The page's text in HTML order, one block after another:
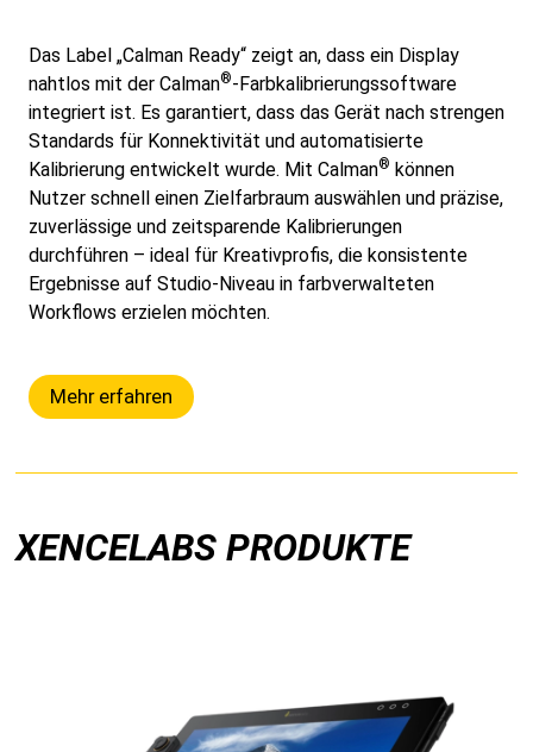
Das Label „Calman Ready“ zeigt an, dass ein Display
nahtlos mit der Calman®-Farbkalibrierungssoftware
integriert ist. Es garantiert, dass das Gerät nach strengen
Standards für Konnektivität und automatisierte
Kalibrierung entwickelt wurde. Mit Calman® können
Nutzer schnell einen Zielfarbraum auswählen und präzise,
zuverlässige und zeitsparende Kalibrierungen
durchführen – ideal für Kreativprofis, die konsistente
Ergebnisse auf Studio-Niveau in farbverwalteten
Workflows erzielen möchten.
Mehr erfahren
XENCELABS PRODUKTE